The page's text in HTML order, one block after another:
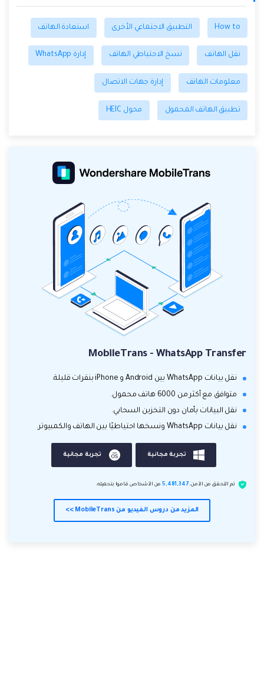
How to التطبيق الاجتماعي الأخرى استعادة الهاتف
نقل الهاتف نسخ الاحتياطي الهاتف إدارة WhatsApp
معلومات الهاتف إدارة جهات الاتصال
تطبيق الهاتف المحمول محول HEIC
MobileTrans - WhatsApp Transfer
نقل بيانات WhatsApp بين Android و iPhone بنقرات قليلة.
متوافق مع أكثر من 6000 هاتف محمول.
نقل البيانات بأمان دون التخزين السحابي.
نقل بيانات WhatsApp ونسخها احتياطيًا بين الهاتف والكمبيوتر.
تجربة مجانية تجربة مجانية
تم التحقق من الأمن.5,481,347 من الأشخاص قاموا بتحميله.
المزيد من دروس الفيديو من MobileTrans >>